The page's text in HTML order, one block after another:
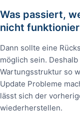
Was passiert,
nicht
Dann sollte eine
möglich sein.
Wartungsstruktur so
Update Probleme
lässt sich der
wiederherstellen.